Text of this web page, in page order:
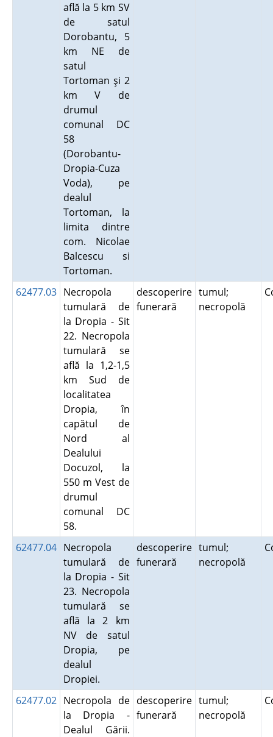
află la 5 km SV
de satul
Dorobantu, 5
km NE de
satul
Tortoman şi 2
km V de
drumul
comunal DC
58
(Dorobantu-
Dropia-Cuza
Voda), pe
dealul
Tortoman, la
limita dintre
com. Nicolae
Balcescu si
Tortoman.
62477.03 Necropola
tumulară de
la Dropia - Sit
22. Necropola
tumulară se
află la 1,2-1,5
km Sud de
localitatea
Dropia, în
capătul de
Nord al
Dealului
Docuzol, la
550 m Vest de
drumul
comunal DC
58.
descoperire
funerară
tumul;
necropolă
62477.04 Necropola
tumulară de
la Dropia - Sit
23. Necropola
tumulară se
află la 2 km
NV de satul
Dropia, pe
dealul
Dropiei.
descoperire
funerară
tumul;
necropolă
62477.02 Necropola de
la Dropia -
Dealul Gării.
descoperire
funerară
tumul;
necropolă